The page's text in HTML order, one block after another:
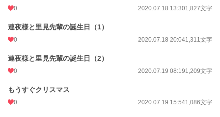
0 2020.07.18 13:301,827文字
連夜様と里見先輩の誕生日（1）
0 2020.07.18 20:041,311文字
連夜様と里見先輩の誕生日（2）
0 2020.07.19 08:191,209文字
もうすぐクリスマス
0 2020.07.19 15:541,086文字